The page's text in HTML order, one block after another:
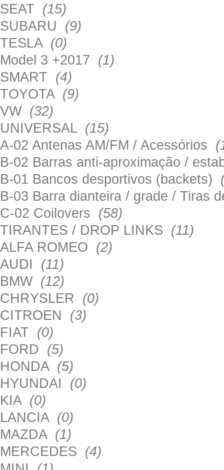
SEAT (15)
SUBARU (9)
TESLA (0)
Model 3 +2017 (1)
SMART (4)
TOYOTA (9)
VW (32)
UNIVERSAL (15)
A-02 Antenas AM/FM / Acessórios
B-02 Barras anti-aproximação /
B-01 Bancos desportivos (backets)
B-03 Barra dianteira / grade / Tiras
C-02 Coilovers (58)
TIRANTES / DROP LINKS (11)
ALFA ROMEO (2)
AUDI (11)
BMW (12)
CHRYSLER (0)
CITROEN (3)
FIAT (0)
FORD (5)
HONDA (5)
HYUNDAI (0)
KIA (0)
LANCIA (0)
MAZDA (1)
MERCEDES (4)